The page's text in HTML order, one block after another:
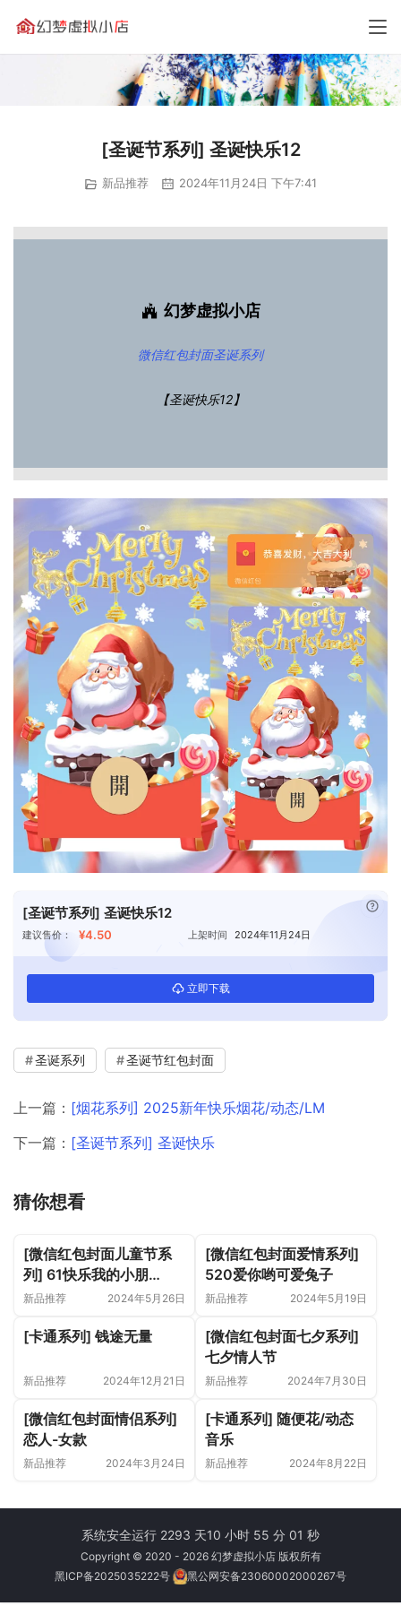
[圣诞节系列] 圣诞快乐12
新品推荐 2024年11月24日 下午7:41
幻梦虚拟小店
微信红包封面圣诞系列
【圣诞快乐12】
[圣诞节系列] 圣诞快乐12
建议售价： ¥4.50 上架时间 2024年11月24日
立即下载
已
圣诞系列 圣诞节红包封面
上一篇： [烟花系列] 2025新年快乐烟花/动态/LM
下一篇： [圣诞节系列] 圣诞快乐
猜你想看
[微信红包封面儿童节系
列] 61快乐我的小朋
友/yssj
新品推荐 2024年5月26日
[微信红包封面爱情系列]
520爱你哟可爱兔子
新品推荐 2024年5月19日
[卡通系列] 钱途无量
新品推荐 2024年12月21日
[微信红包封面七夕系列]
七夕情人节
新品推荐 2024年7月30日
[微信红包封面情侣系列]
恋人-女款
新品推荐 2024年3月24日
[卡通系列] 随便花/动态
音乐
新品推荐 2024年8月22日
系统安全运行 2293 天10 小时 55 分 01 秒
Copyright © 2020 - 2026 幻梦虚拟小店 版权所有
黑ICP备2025035222号
黑公网安备23060002000267号